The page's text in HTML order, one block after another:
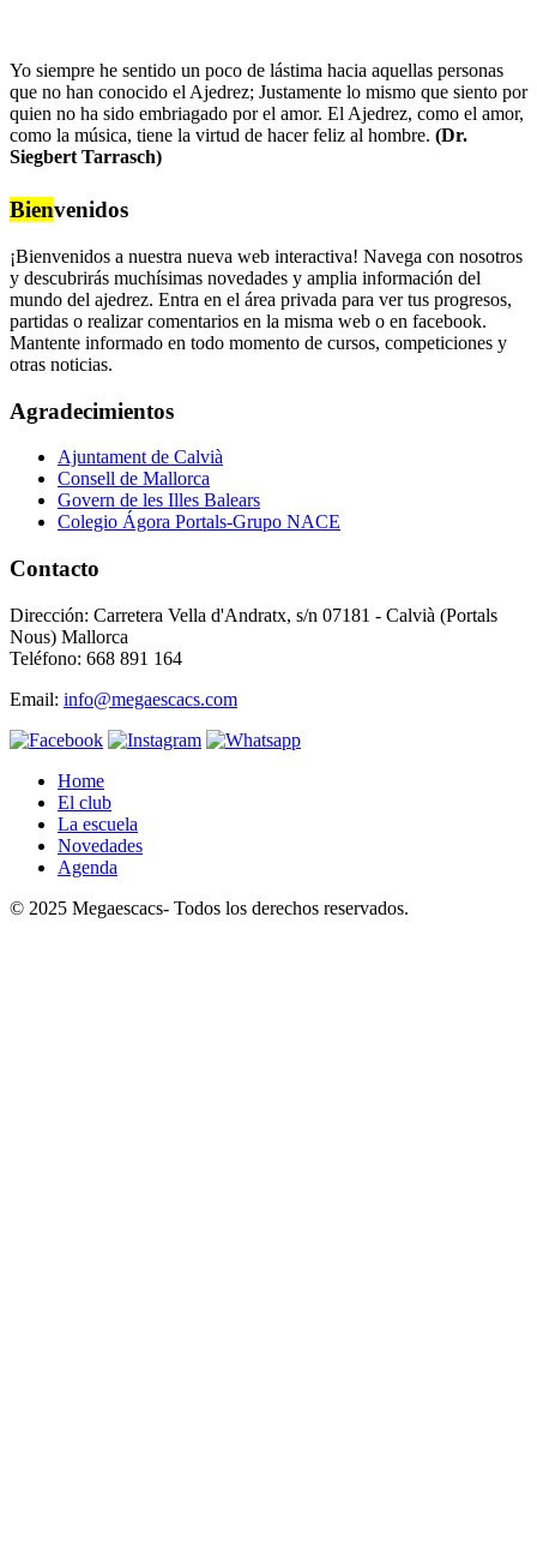
Yo siempre he sentido un poco de lástima hacia aquellas personas
que no han conocido el Ajedrez; Justamente lo mismo que siento por
quien no ha sido embriagado por el amor. El Ajedrez, como el amor,
como la música, tiene la virtud de hacer feliz al hombre. (Dr.
Siegbert Tarrasch)
Bienvenidos
¡Bienvenidos a nuestra nueva web interactiva! Navega con nosotros
y descubrirás muchísimas novedades y amplia información del
mundo del ajedrez. Entra en el área privada para ver tus progresos,
partidas o realizar comentarios en la misma web o en facebook.
Mantente informado en todo momento de cursos, competiciones y
otras noticias.
Agradecimientos
Ajuntament de Calvià
Consell de Mallorca
Govern de les Illes Balears
Colegio Ágora Portals-Grupo NACE
Contacto
Dirección: Carretera Vella d'Andratx, s/n 07181 - Calvià (Portals
Nous) Mallorca
Teléfono: 668 891 164
Email: info@megaescacs.com
Home
El club
La escuela
Novedades
Agenda
© 2025 Megaescacs- Todos los derechos reservados.